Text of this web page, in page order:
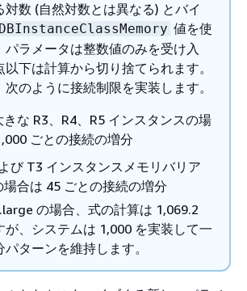
対数 (自然対数とは異なる) とバイ
DBInstanceClassMemory 値を使
パラメータは整数値のみを受け入
下は計算から切り捨てられます。
次のように接続制限を実装します。
きな R3、R4、R5 インスタンスの場
ごとの接続の増分
び T3 インスタンスメモリバリア
場合は 45 ごとの接続の増分
の場合、式の計算は 1,069.2
が、システムは 1,000 を実装して一
ターンを維持します。